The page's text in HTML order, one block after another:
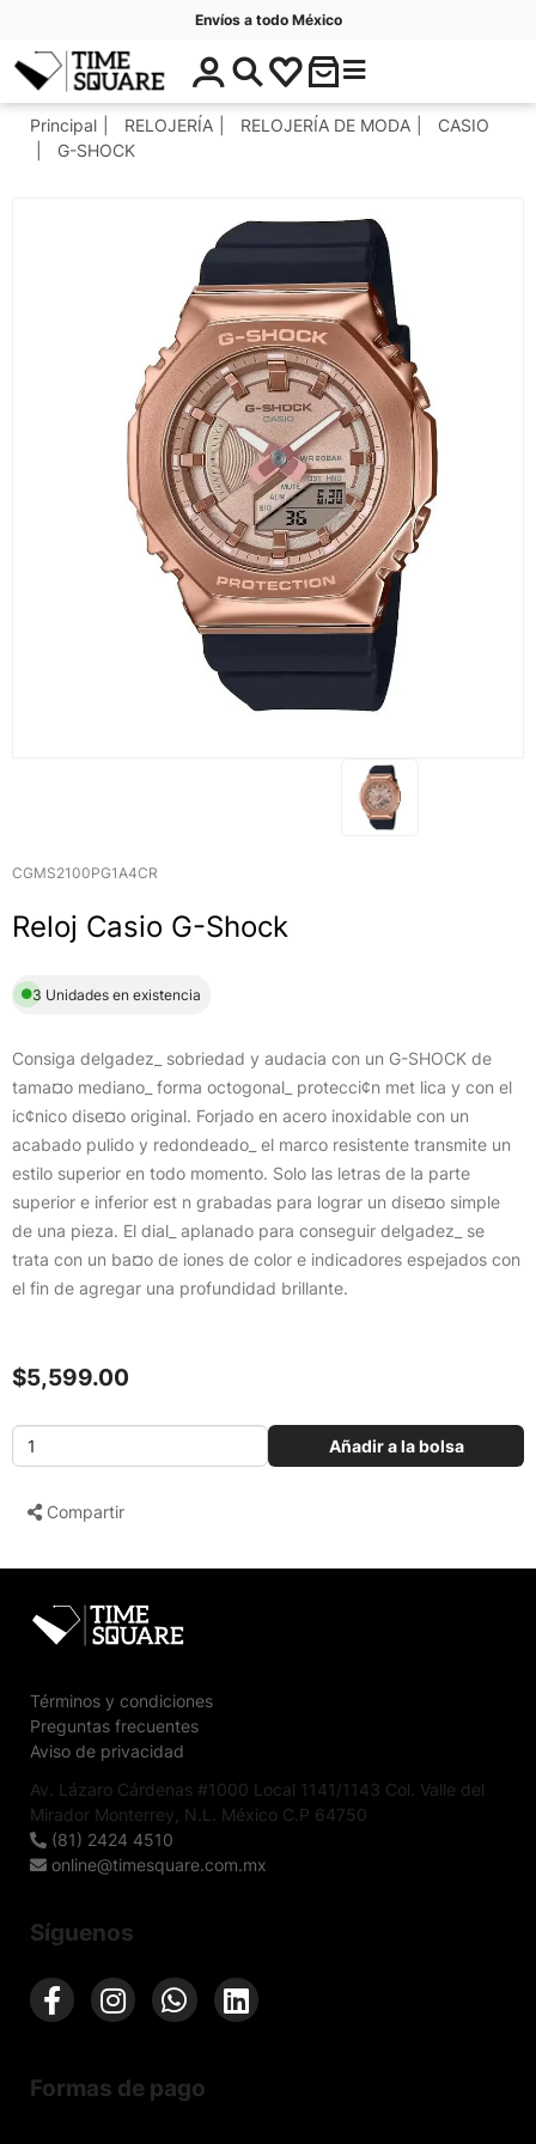
Envíos a todo México
Timesquare
$
0
.
C
t
r
s
Principal RELOJERÍA RELOJERÍA DE MODA
CASIO
G-SHOCK
CGMS2100PG1A4CR
Reloj Casio G-Shock
3 Unidades en existencia
Consiga delgadez_ sobriedad y audacia con un G-SHOCK de
tama¤o mediano_ forma octogonal_ protecci¢n met lica y con el
ic¢nico dise¤o original. Forjado en acero inoxidable con un
acabado pulido y redondeado_ el marco resistente transmite un
estilo superior en todo momento. Solo las letras de la parte
superior e inferior est n grabadas para lograr un dise¤o simple
de una pieza. El dial_ aplanado para conseguir delgadez_ se
trata con un ba¤o de iones de color e indicadores espejados con
el fin de agregar una profundidad brillante.
$5,599.00
Añadir a la bolsa
Compartir
Términos y condiciones
Preguntas frecuentes
Aviso de privacidad
Av. Lázaro Cárdenas #1000 Local 1141/1143 Col. Valle del
Mirador Monterrey, N.L. México C.P 64750
(81) 2424 4510
online@timesquare.com.mx
Síguenos
Formas de pago